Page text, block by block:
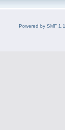
Powered by SMF